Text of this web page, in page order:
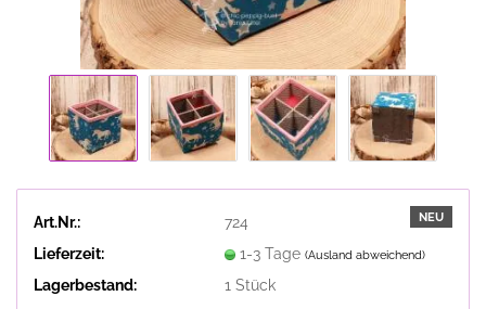
NEU
Art.Nr.:
724
Lieferzeit:
1-3 Tage (Ausland abweichend)
Lagerbestand: 1 Stück